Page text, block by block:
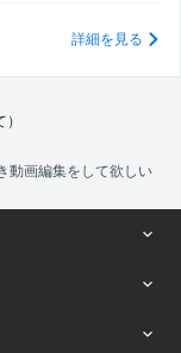
詳細を見る
動画編集をして欲しい